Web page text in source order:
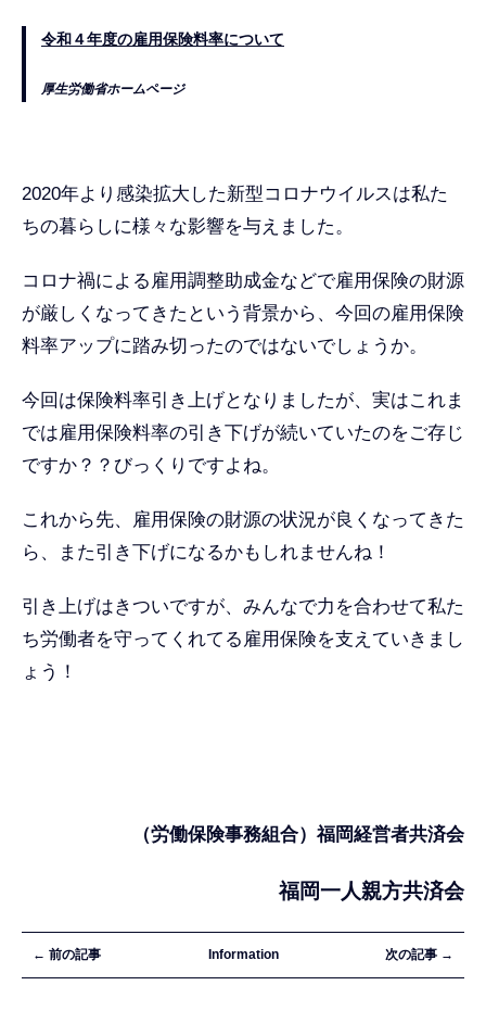
令和４年度の雇用保険料率について
厚生労働省ホームページ
2020年より感染拡大した新型コロナウイルスは私た
ちの暮らしに様々な影響を与えました。
コロナ禍による雇用調整助成金などで雇用保険の財源
が厳しくなってきたという背景から、今回の雇用保険
料率アップに踏み切ったのではないでしょうか。
今回は保険料率引き上げとなりましたが、実はこれま
では雇用保険料率の引き下げが続いていたのをご存じ
ですか？？びっくりですよね。
これから先、雇用保険の財源の状況が良くなってきた
ら、また引き下げになるかもしれませんね！
引き上げはきついですが、みんなで力を合わせて私た
ち労働者を守ってくれてる雇用保険を支えていきまし
ょう！
（労働保険事務組合）福岡経営者共済会
福岡一人親方共済会
← 前の記事 Information 次の記事 →